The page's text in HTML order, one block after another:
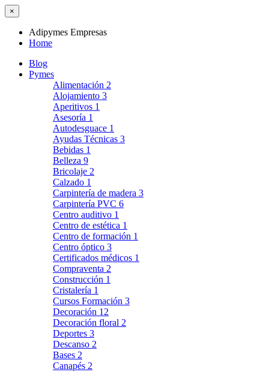
×
Adipymes Empresas
Home
Blog
Pymes
Alimentación 2
Alojamiento 3
Aperitivos 1
Asesoría 1
Autodesguace 1
Ayudas Técnicas 3
Bebidas 1
Belleza 9
Bricolaje 2
Calzado 1
Carpintería de madera 3
Carpintería PVC 6
Centro auditivo 1
Centro de estética 1
Centro de formación 1
Centro óptico 3
Certificados médicos 1
Compraventa 2
Construcción 1
Cristalería 1
Cursos Formación 3
Decoración 12
Decoración floral 2
Deportes 3
Descanso 2
Bases 2
Canapés 2